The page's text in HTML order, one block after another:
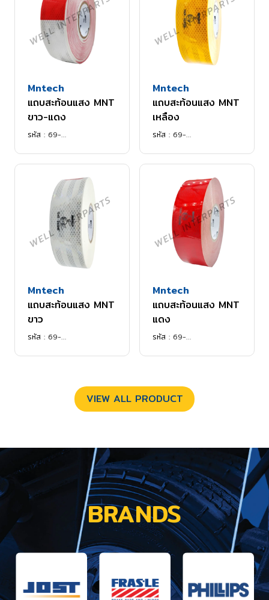
Mntech
แถบสะท้อนแสง MNT
ขาว-แดง
รหัส : 69-
Mntech
แถบสะท้อนแสง MNT
ขาว
รหัส : 69-
Mntech
แถบสะท้อนแสง MNT
เหลือง
รหัส : 69-
Mntech
แถบสะท้อนแสง MNT
แดง
รหัส : 69-
VIEW ALL PRODUCT
BRANDS